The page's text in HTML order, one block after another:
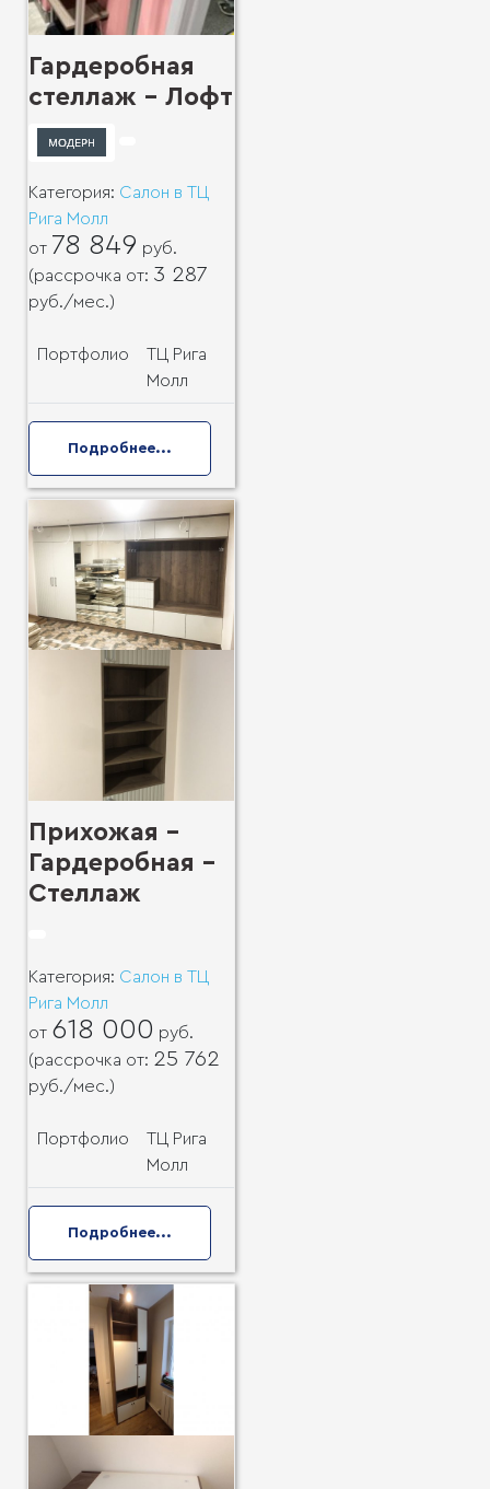
Гардеробная
стеллаж - Лофт
Категория: Салон в ТЦ
Рига Молл
от 78 849 руб.
(рассрочка от: 3 287
руб./мес.)
Портфолио
ТЦ Рига
Молл
Подробнее...
Прихожая -
Гардеробная -
Стеллаж
Категория: Салон в ТЦ
Рига Молл
от 618 000 руб.
(рассрочка от: 25 762
руб./мес.)
Портфолио
ТЦ Рига
Молл
Подробнее...